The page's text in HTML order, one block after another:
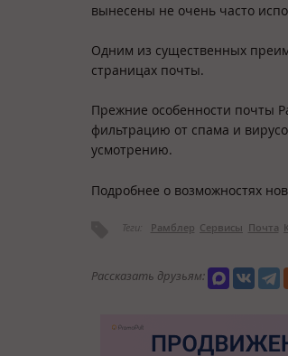
вынесены не очень часто
Одним из существенных
страницах почты.
Прежние особенности почты
фильтрацию от спама и
усмотрению.
Подробнее о возможностях
Теги: Рамблер Сервисы Почта
Рассказать друзьям: